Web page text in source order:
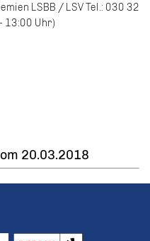
LSBB / LSV Tel.: 030 32
13:00 Uhr)
20.03.2018